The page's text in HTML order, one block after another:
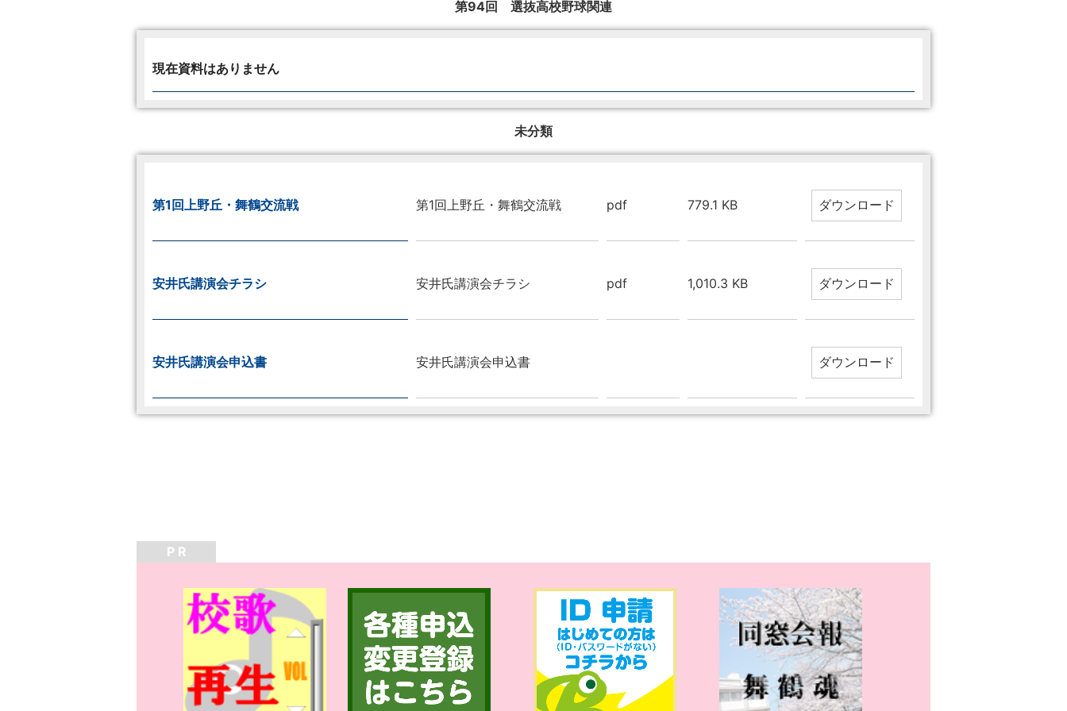
第94回 選抜高校野球関連
現在資料はありません
未分類
第1回上野丘・舞鶴交流戦 第1回上野丘・舞鶴交流戦 pdf 779.1 KB
安井氏講演会チラシ 安井氏講演会チラシ pdf 1,010.3 KB
安井氏講演会申込書 安井氏講演会申込書
P R